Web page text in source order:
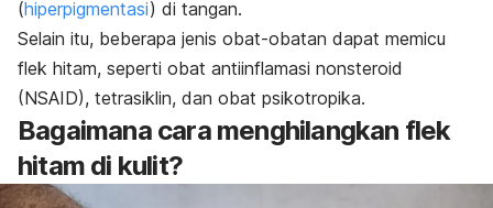
(hiperpigmentasi) di tangan.
Selain itu, beberapa jenis obat-obatan dapat memicu
flek hitam, seperti obat antiinflamasi nonsteroid
(NSAID), tetrasiklin, dan obat psikotropika.
Bagaimana cara menghilangkan flek
hitam di kulit?